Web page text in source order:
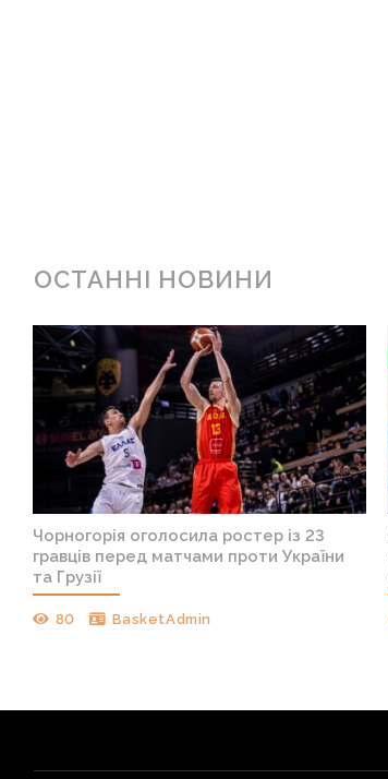
ОСТАННІ НОВИНИ
Чорногорія оголосила ростер із 23
гравців перед матчами проти України
та Грузії
80 BasketAdmin